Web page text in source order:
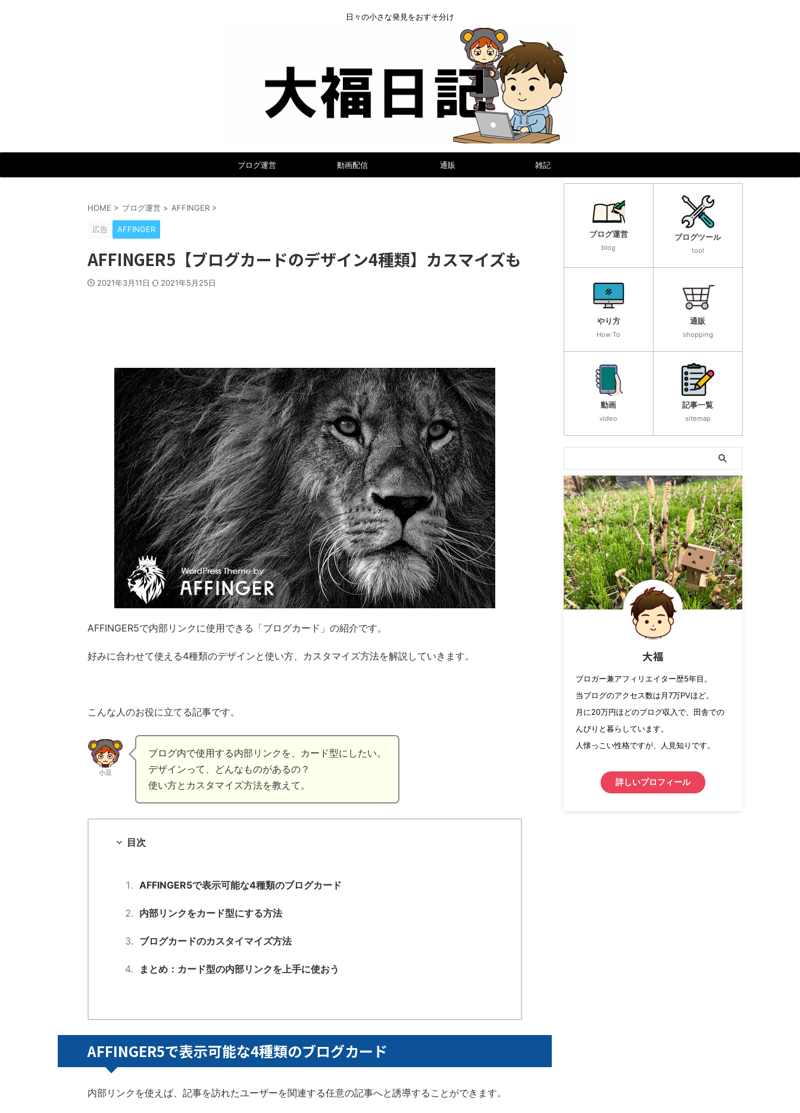
日々の小さな発見をおすそ分け
ブログ運営 動画配信 通販 雑記
HOME > ブログ運営 > AFFINGER >
広告 AFFINGER
AFFINGER5【ブログカードのデザイン4種類】カスマイズも
2021年3月11日 2021年5月25日
AFFINGER5で内部リンクに使用できる「ブログカード」の紹介です。
好みに合わせて使える4種類のデザインと使い方、カスタマイズ方法を解説していきます。
こんな人のお役に立てる記事です。
小豆
ブログ内で使用する内部リンクを、カード型にしたい。
デザインって、どんなものがあるの？
使い方とカスタマイズ方法を教えて。
目次
AFFINGER5で表示可能な4種類のブログカード
内部リンクをカード型にする方法
ブログカードのカスタイマイズ方法
まとめ：カード型の内部リンクを上手に使おう
AFFINGER5で表示可能な4種類のブログカード
内部リンクを使えば、記事を訪れたユーザーを関連する任意の記事へと誘導することができます。
ブログ運営
blog
ブログツール
tool
やり方
How To
通販
shopping
動画
video
記事一覧
sitemap
大福
ブロガー兼アフィリエイター歴5年目。
当ブログのアクセス数は月7万PVほど。
月に20万円ほどのブログ収入で、田舎での
んびりと暮らしています。
人懐っこい性格ですが、人見知りです。
詳しいプロフィール